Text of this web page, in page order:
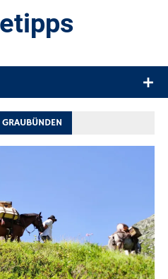
Ein Blog für alle, die gern